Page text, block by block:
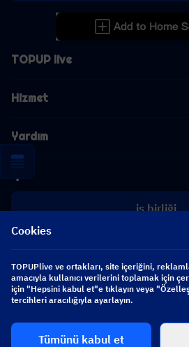
TOPUP live
Hizmet
Yardım
İş
iş birliği
[email protected]
Bizi takip edin
Cookies
TOPUPlive ve ortakları, site içeriğini,
amacıyla kullanıcı verilerini toplamak için
için "Hepsini kabul et"e tıklayın veya
tercihleri aracılığıyla ayarlayın.
Tümünü kabul et